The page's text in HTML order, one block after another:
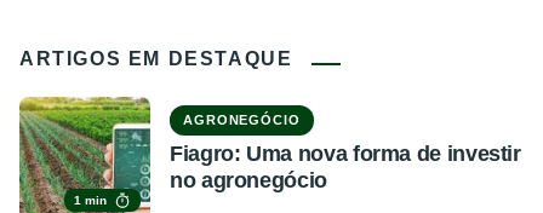
ARTIGOS EM DESTAQUE
1 min
AGRONEGÓCIO
Fiagro: Uma nova forma de investir
no agronegócio